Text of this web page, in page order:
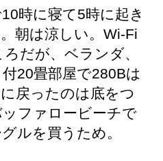
時に寝て5時に起き
朝は涼しい。Wi-Fi
だが、ベランダ、
20畳部屋で280Bは
戻ったのは底をつ
ファロービーチで
ルを買うため。